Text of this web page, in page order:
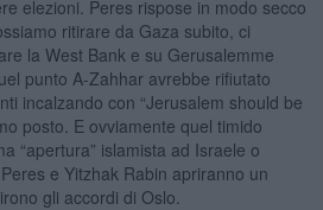
elezioni. Peres rispose in modo secco
ritirare da Gaza subito, ci
la West Bank e su Gerusalemme
punto A-Zahhar avrebbe rifiutato
incalzando con “Jerusalem should be
posto. E ovviamente quel timido
“apertura” islamista ad Israele o
e Yitzhak Rabin apriranno un
gli accordi di Oslo.